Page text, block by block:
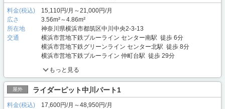
料金(税込)
15,110円/月～21,000円/月
広さ
3.56m²～4.86m²
所在地
神奈川県横浜市都筑区中川中央2-3-13
交通
横浜市営地下鉄ブルーライン センター南駅 徒歩 6分
横浜市営地下鉄グリーンライン センター北駅 徒歩 8分
横浜市営地下鉄ブルーライン 仲町台駅 徒歩 29分
もっと見る
屋外 ライダーピット中川パート1
料金(税込)
17,600円/月～48,950円/月